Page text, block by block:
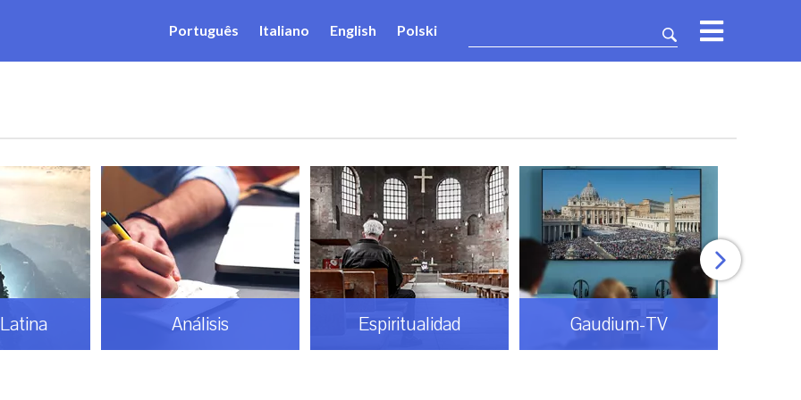
Português Italiano English Polski
Análisis Espiritualidad Gaudium-TV